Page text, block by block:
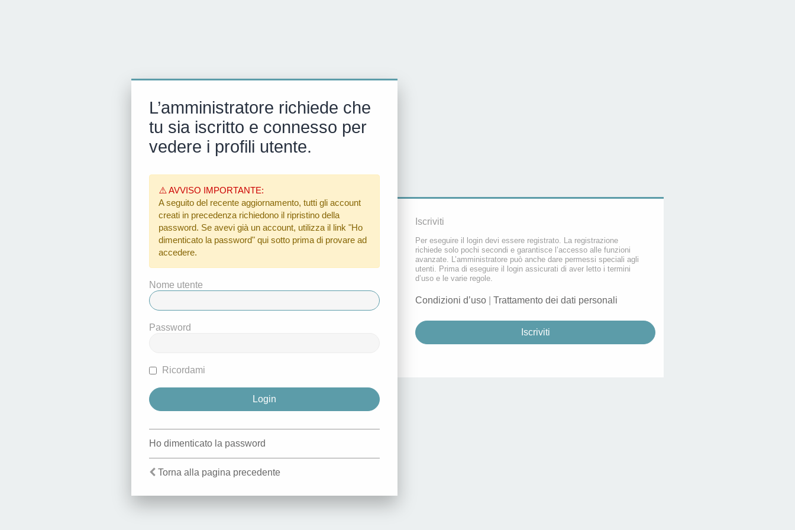
L’amministratore richiede che
tu sia iscritto e connesso per
vedere i profili utente.
⚠️ AVVISO IMPORTANTE:
A seguito del recente aggiornamento, tutti gli account
creati in precedenza richiedono il ripristino della
password. Se avevi già un account, utilizza il link "Ho
dimenticato la password" qui sotto prima di provare ad
accedere.
Nome utente
Password
Ricordami
Ho dimenticato la password
Torna alla pagina precedente
Iscriviti
Per eseguire il login devi essere registrato. La registrazione
richiede solo pochi secondi e garantisce l’accesso alle funzioni
avanzate. L’amministratore può anche dare permessi speciali agli
utenti. Prima di eseguire il login assicurati di aver letto i termini
d’uso e le varie regole.
Condizioni d’uso Trattamento dei dati personali
Iscriviti